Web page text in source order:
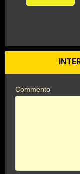
Commento